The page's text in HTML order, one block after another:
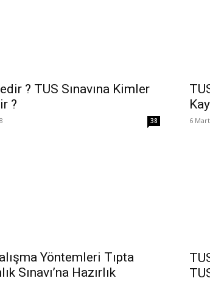
? TUS Sınavına Kimler
?
38 6
Yöntemleri Tıpta
Sınavı’na Hazırlık